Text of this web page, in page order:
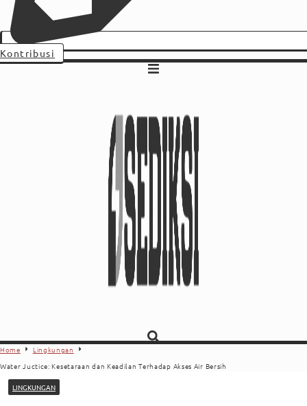
Kontribusi
Home
Lingkungan
Water Juctice: Kesetaraan dan Keadilan Terhadap Akses Air Bersih
LINGKUNGAN